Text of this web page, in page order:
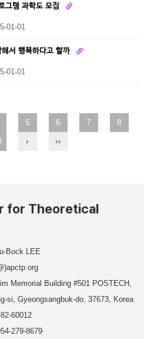
그램 과학도 모집
01-01
서 행복하다고 할까
01-01
5 6 7
8
for Theoretical
Bock LEE
Memorial Building #501 POSTECH,
si, Gyeongsangbuk-do, 37673, Korea
60012
279-8679